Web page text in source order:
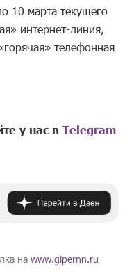
10 марта текущего
интернет-линия,
телефонная
у нас вTelegram
наwww.gipernn.ru